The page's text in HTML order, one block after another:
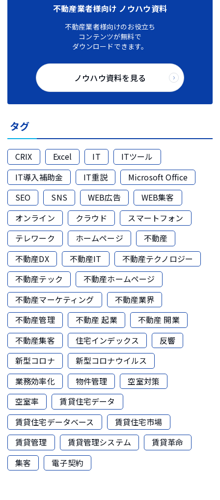
不動産業者様向け ノウハウ資料
不動産業者様向けのお役立ち
コンテンツが無料で
ダウンロードできます。
ノウハウ資料を見る
タグ
CRIX Excel IT
ITツール
IT導入補助金
IT重説
Microsoft Office
SEO
SNS WEB広告
WEB集客
オンライン
クラウド
スマートフォン
テレワーク
ホームページ
不動産
不動産DX
不動産IT
不動産テクノロジー
不動産テック
不動産ホームページ
不動産マーケティング
不動産業界
不動産管理
不動産 起業
不動産 開業
不動産集客
住宅インデックス
反響
新型コロナ
新型コロナウイルス
業務効率化
物件管理
空室対策
空室率
賃貸住宅データ
賃貸住宅データベース
賃貸住宅市場
賃貸管理
賃貸管理システム
賃貸革命
集客
電子契約